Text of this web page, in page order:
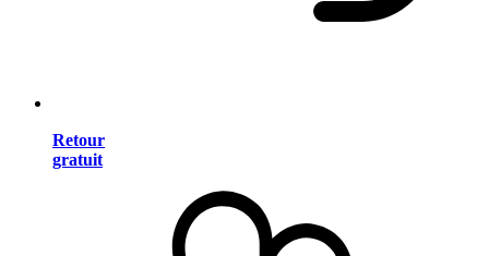
Retour
gratuit